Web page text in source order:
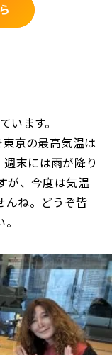
います。
京の最高気温は
末には雨が降り
が、今度は気温
んね。どうぞ皆